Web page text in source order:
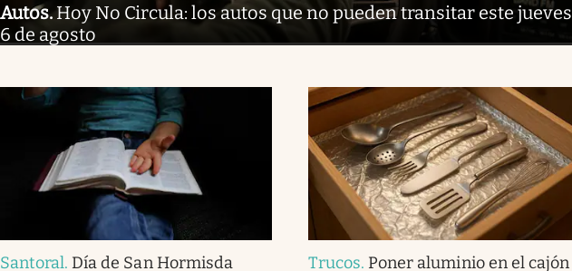
Autos.Hoy No Circula: los autos que no pueden transitar este jueves
6 de agosto
Santoral. Día de San Hormisda
Trucos. Poner aluminio en el cajón